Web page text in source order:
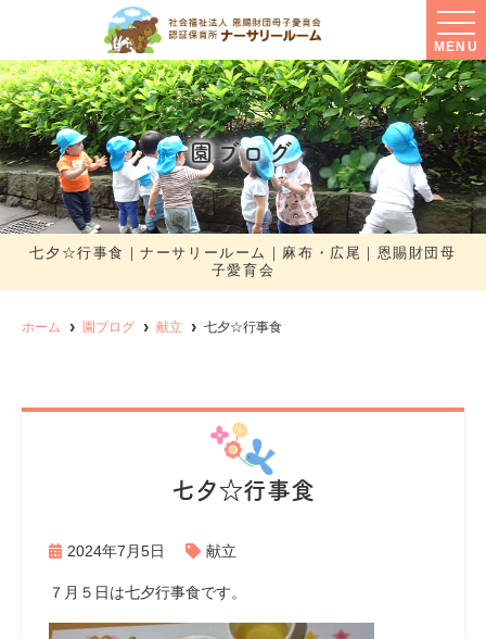
MENU
園ブログ
七夕☆行事食｜ナーサリールーム｜麻布・広尾｜恩賜財団母
子愛育会
ホーム 園ブログ 献立 七夕☆行事食
七夕☆行事食
2024年7月5日 献立
７月５日は七夕行事食です。